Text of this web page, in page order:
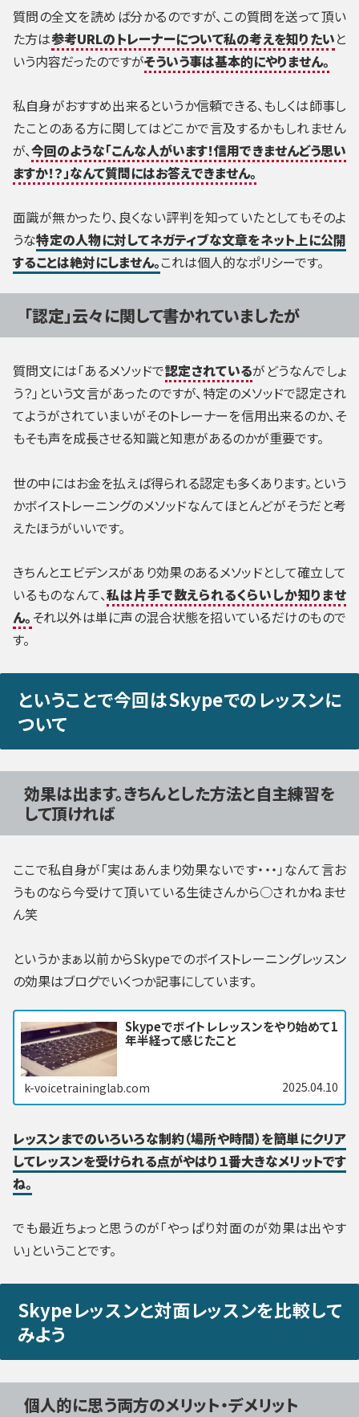
質問の全文を読めば分かるのですが、この質問を送って頂い
た方は参考URLのトレーナーについて私の考えを知りたいと
いう内容だったのですがそういう事は基本的にやりません。
私自身がおすすめ出来るというか信頼できる、もしくは師事し
たことのある方に関してはどこかで言及するかもしれません
が、今回のような「こんな人がいます！信用できませんどう思い
ますか！？」なんて質問にはお答えできません。
面識が無かったり、良くない評判を知っていたとしてもそのよ
うな特定の人物に対してネガティブな文章をネット上に公開
することは絶対にしません。これは個人的なポリシーです。
「認定」云々に関して書かれていましたが
質問文には「あるメソッドで認定されているがどうなんでしょ
う？」という文言があったのですが、特定のメソッドで認定され
てようがされていまいがそのトレーナーを信用出来るのか、そ
もそも声を成長させる知識と知恵があるのかが重要です。
世の中にはお金を払えば得られる認定も多くあります。という
かボイストレーニングのメソッドなんてほとんどがそうだと考
えたほうがいいです。
きちんとエビデンスがあり効果のあるメソッドとして確立して
いるものなんて、私は片手で数えられるくらいしか知りませ
ん。 それ以外は単に声の混合状態を招いているだけのもので
す。
ということで今回はSkypeでのレッスンに
ついて
効果は出ます。きちんとした方法と自主練習を
して頂ければ
ここで私自身が「実はあんまり効果ないです・・・」なんて言お
うものなら今受けて頂いている生徒さんから○されかねませ
ん笑
というかまぁ以前からSkypeでのボイストレーニングレッスン
の効果はブログでいくつか記事にしています。
Skypeでボイトレレッスンをやり始めて1
年半経って感じたこと
k-voicetraininglab.com 2025.04.10
レッスンまでのいろいろな制約（場所や時間）を簡単にクリア
してレッスンを受けられる点がやはり１番大きなメリットです
ね。
でも最近ちょっと思うのが「やっぱり対面のが効果は出やす
い」ということです。
Skypeレッスンと対面レッスンを比較して
みよう
個人的に思う両方のメリット・デメリット